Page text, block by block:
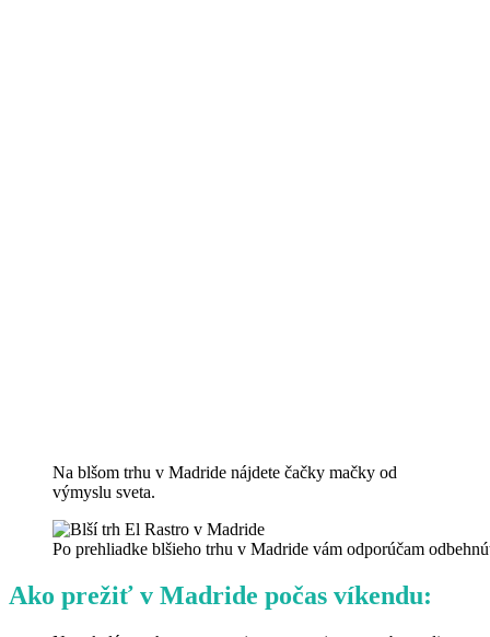
Na blšom trhu v Madride nájdete čačky mačky od
výmyslu sveta.
Po prehliadke blšieho trhu v Madride vám odporúčam
Ako prežiť v Madride počas víkendu: